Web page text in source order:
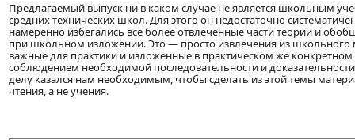
Предлагаемый выпуск ни в каком случае не является школьным
средних технических школ. Для этого он недостаточно
намеренно избегались все более отвлеченные части теории и
при школьном изложении. Это — просто извлечения из школьного
важные для практики и изложенные в практическом же
соблюдением необходимой последовательности и
делу казался нам необходимым, чтобы сделать из этой темы
чтения, а не учения.